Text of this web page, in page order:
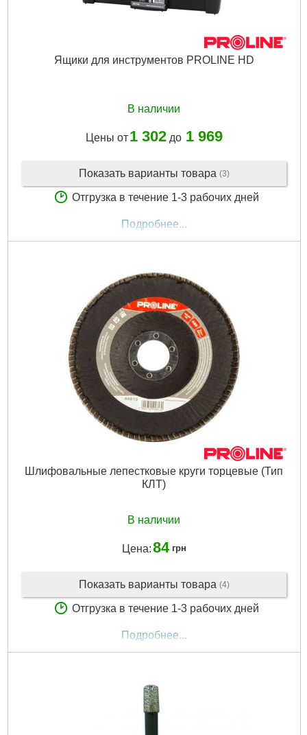
Ящики для инструментов PROLINE HD
В наличии
Цены от 1 302до 1 969
Показать варианты товара (3)
Отгрузка в течение 1-3 рабочих дней
Подробнее...
Шлифовальные лепестковые круги торцевые (Тип
КЛТ)
В наличии
Цена:84 грн
Показать варианты товара (4)
Отгрузка в течение 1-3 рабочих дней
Подробнее...